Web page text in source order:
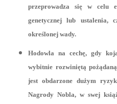
przeprowadza się w celu
genetycznej lub ustalenia,
określonej wady.
Hodowla na cechę, gdy
wybitnie rozwiniętą
jest obdarzone dużym
Nagrody Nobla, w swej